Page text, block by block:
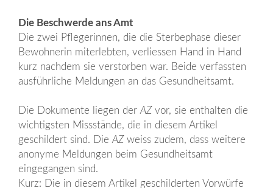
Die Beschwerde ans Amt
Die zwei Pflegerinnen, die die Sterbephase dieser
Bewohnerin miterlebten, verliessen Hand in Hand
kurz nachdem sie verstorben war. Beide verfassten
ausführliche Meldungen an das Gesundheitsamt.
Die Dokumente liegen der AZ vor, sie enthalten die
wichtigsten Missstände, die in diesem Artikel
geschildert sind. Die AZ weiss zudem, dass weitere
anonyme Meldungen beim Gesundheitsamt
eingegangen sind.
Kurz: Die in diesem Artikel geschilderten Vorwürfe